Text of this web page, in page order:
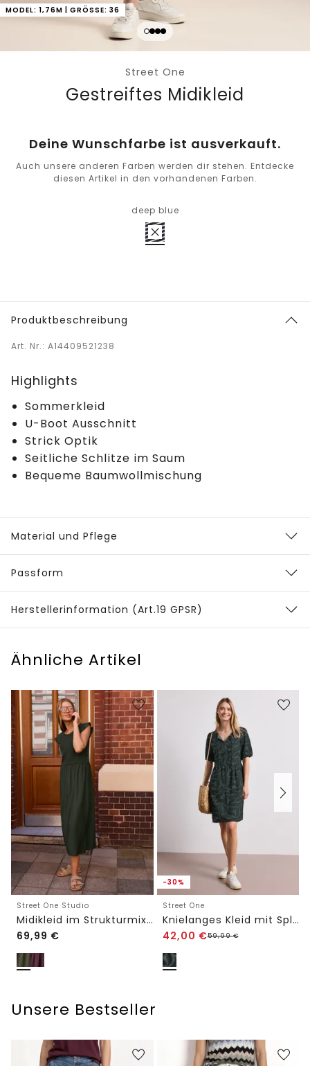
MODEL: 1,76M | GRÖSSE: 36
Street One
Gestreiftes Midikleid
Deine Wunschfarbe ist ausverkauft.
Auch unsere anderen Farben werden dir stehen. Entdecke
diesen Artikel in den vorhandenen Farben.
deep blue
Produktbeschreibung
Art. Nr.: A14409521238
Highlights
Sommerkleid
U-Boot Ausschnitt
Strick Optik
Seitliche Schlitze im Saum
Bequeme Baumwollmischung
Material und Pflege
Passform
Herstellerinformation (Art.19 GPSR)
Ähnliche Artikel
Street One Studio
Midikleid im Strukturmix mit Rundhals
69,99 €
-30%
Street One
Knielanges Kleid mit Split Neck und Print
42,00 €59,99€
Unsere Bestseller